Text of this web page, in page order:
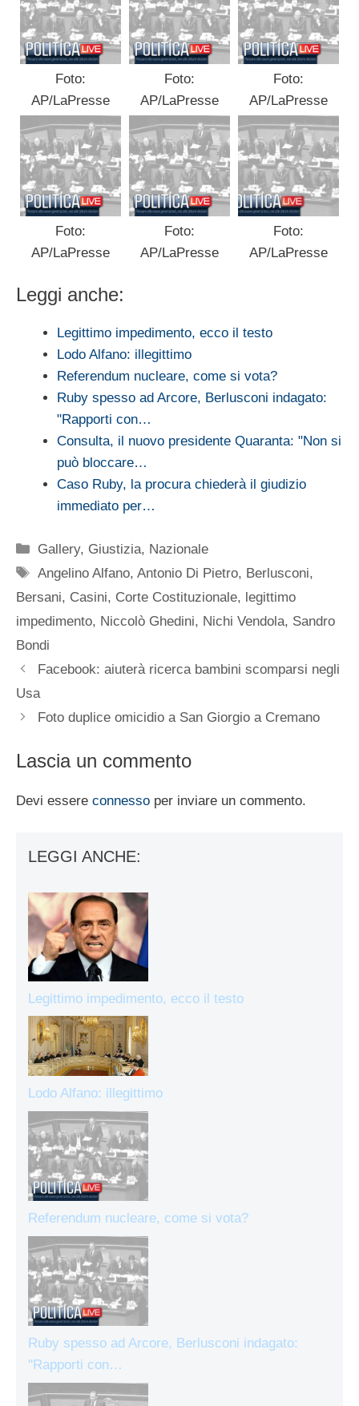
Foto:
AP/LaPresse
Foto:
AP/LaPresse
Foto:
AP/LaPresse
Foto:
AP/LaPresse
Foto:
AP/LaPresse
Foto:
AP/LaPresse
Leggi anche:
Legittimo impedimento, ecco il testo
Lodo Alfano: illegittimo
Referendum nucleare, come si vota?
Ruby spesso ad Arcore, Berlusconi indagato:
"Rapporti con…
Consulta, il nuovo presidente Quaranta: "Non si
può bloccare…
Caso Ruby, la procura chiederà il giudizio
immediato per…
Categorie
Gallery, Giustizia, Nazionale
Tag
Angelino Alfano,Antonio Di Pietro, Berlusconi,
Bersani, Casini, Corte Costituzionale, legittimo
impedimento, Niccolò Ghedini, Nichi Vendola, Sandro
Bondi
Facebook: aiuterà ricerca bambini scomparsi negli
Usa
Foto duplice omicidio a San Giorgio a Cremano
Lascia un commento
Devi essere connesso per inviare un commento.
LEGGI ANCHE:
Legittimo impedimento, ecco il testo
Lodo Alfano: illegittimo
Referendum nucleare, come si vota?
Ruby spesso ad Arcore, Berlusconi indagato:
"Rapporti con…